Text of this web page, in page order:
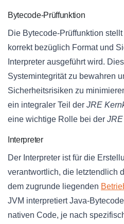
Bytecode-Prüffunktion
Die Bytecode-Prüffunktion
korrekt bezüglich Format und
Interpreter ausgeführt wird.
Systemintegrität zu bewahren
Sicherheitsrisiken zu
ein integraler Teil der JRE
eine wichtige Rolle bei der
Interpreter
Der Interpreter ist für die
verantwortlich, die letztendlich
dem zugrunde liegenden
JVM interpretiert Java-
nativen Code, je nach